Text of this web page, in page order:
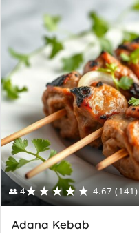
👥 4★★★★★ 4.67 (141)
Adana Kebab